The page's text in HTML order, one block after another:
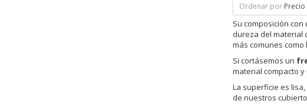
Ordenar por Precio
Su composición
dureza del material
más comunes
Si cortásemos un
material compacto
La superficie es
de nuestros